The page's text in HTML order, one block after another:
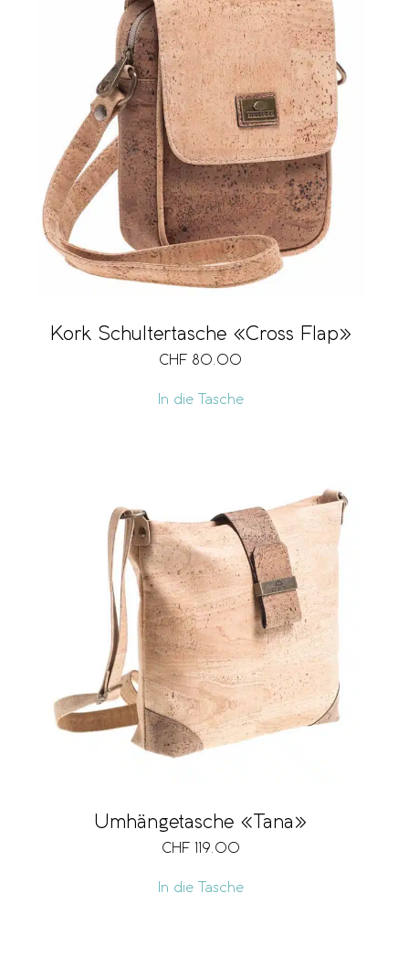
Kork Schultertasche «Cross Flap»
CHF 80.00
In die Tasche
Umhängetasche «Tana»
CHF 119.00
In die Tasche